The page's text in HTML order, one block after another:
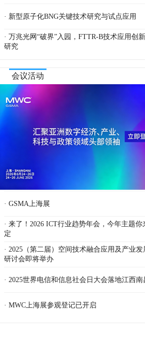
· 新型原子化BNG关键技术研究与试点应用
· 万兆光网“破界”入园，FTTR-B技术应用创
研究
会议活动
· GSMA上海展
· 来了！2026 ICT行业趋势年会，今年主题你
定
· 2025（第二届）空间技术融合应用及产业发
研讨会即将举办
· 2025世界电信和信息社会日大会落地江西南
· MWC上海展参观登记已开启